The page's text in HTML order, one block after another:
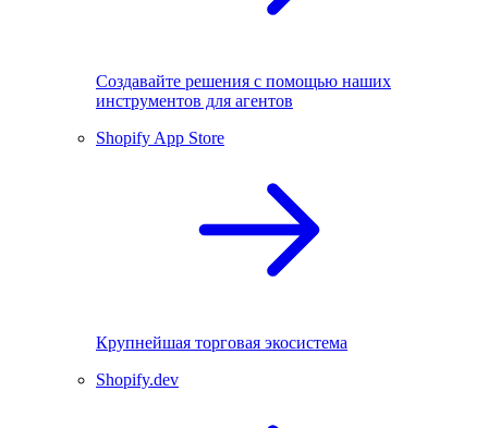
Создавайте решения с помощью наших
инструментов для агентов
Shopify App Store
Крупнейшая торговая экосистема
Shopify.dev